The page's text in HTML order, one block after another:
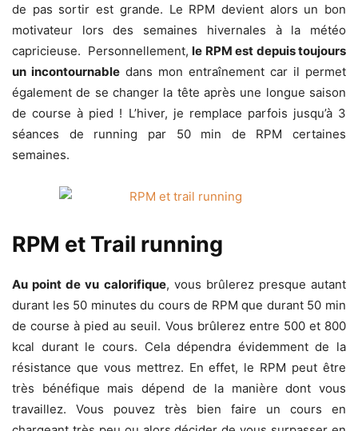
de pas sortir est grande. Le RPM devient alors un bon
motivateur lors des semaines hivernales à la météo
capricieuse. Personnellement,le RPM est depuis toujours
un incontournable dans mon entraînement car il permet
également de se changer la tête après une longue saison
de course à pied ! L’hiver, je remplace parfois jusqu’à 3
séances de running par 50 min de RPM certaines
semaines.
RPM et Trail running
Au point de vu calorifique, vous brûlerez presque autant
durant les 50 minutes du cours de RPM que durant 50 min
de course à pied au seuil. Vous brûlerez entre 500 et 800
kcal durant le cours. Cela dépendra évidemment de la
résistance que vous mettrez. En effet, le RPM peut être
très bénéfique mais dépend de la manière dont vous
travaillez. Vous pouvez très bien faire un cours en